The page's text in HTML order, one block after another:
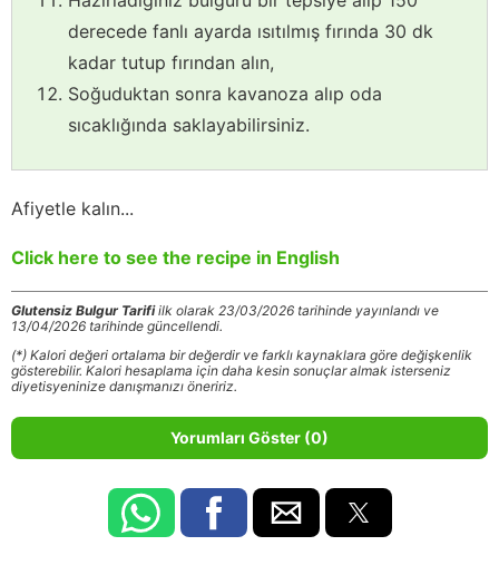
derecede fanlı ayarda ısıtılmış fırında 30 dk
kadar tutup fırından alın,
Soğuduktan sonra kavanoza alıp oda
sıcaklığında saklayabilirsiniz.
Afiyetle kalın...
Click here to see the recipe in English
Glutensiz Bulgur Tarifiilk olarak 23/03/2026 tarihinde yayınlandı ve
13/04/2026 tarihinde güncellendi.
(*) Kalori değeri ortalama bir değerdir ve farklı kaynaklara göre değişkenlik
gösterebilir. Kalori hesaplama için daha kesin sonuçlar almak isterseniz
diyetisyeninize danışmanızı öneririz.
Yorumları Göster (0)